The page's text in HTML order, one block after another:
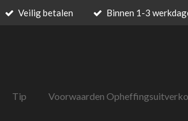
Veilig betalen Binnen 1-3
Tip Voorwaarden